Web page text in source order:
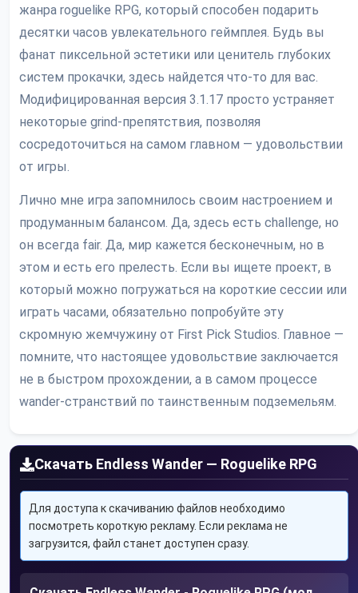
жанра roguelike RPG, который способен подарить
десятки часов увлекательного геймплея. Будь вы
фанат пиксельной эстетики или ценитель глубоких
систем прокачки, здесь найдется что-то для вас.
Модифицированная версия 3.1.17 просто устраняет
некоторые grind-препятствия, позволяя
сосредоточиться на самом главном — удовольствии
от игры.
Лично мне игра запомнилось своим настроением и
продуманным балансом. Да, здесь есть challenge, но
он всегда fair. Да, мир кажется бесконечным, но в
этом и есть его прелесть. Если вы ищете проект, в
который можно погружаться на короткие сессии или
играть часами, обязательно попробуйте эту
скромную жемчужину от First Pick Studios. Главное —
помните, что настоящее удовольствие заключается
не в быстром прохождении, а в самом процессе
wander-странствий по таинственным подземельям.
Скачать Endless Wander — Roguelike RPG
Для доступа к скачиванию файлов необходимо
посмотреть короткую рекламу. Если реклама не
загрузится, файл станет доступен сразу.